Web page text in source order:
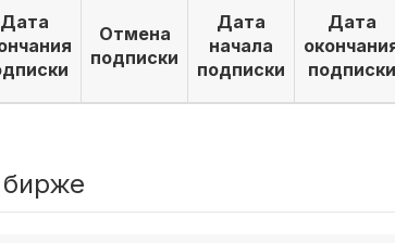
Дата
Отмена
подписки
Дата
начала
подписки
Дата
подписки